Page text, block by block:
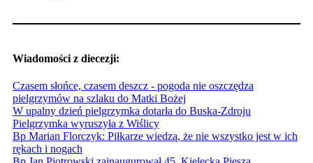
Wiadomości z diecezji:
Czasem słońce, czasem deszcz - pogoda nie oszczędza
pielgrzymów na szlaku do Matki Bożej
W upalny dzień pielgrzymka dotarła do Buska-Zdroju
Pielgrzymka wyruszyła z Wiślicy
Bp Marian Florczyk: Piłkarze wiedzą, że nie wszystko jest w ich
rękach i nogach